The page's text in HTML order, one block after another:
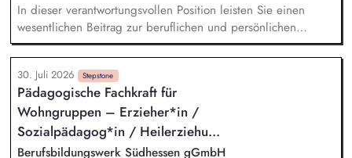
In dieser verantwortungsvollen Position leisten Sie einen
wesentlichen Beitrag zur beruflichen und persönlichen
Entwicklung junger Menschen mit besonderem Förderbedarf.
Sie kombinieren Ihre kulinarischen Fähigkeiten mit
pädagogischem Gespür und tragen dazu bei, Perspektiven
zu schaffen, Selbstvertrauen zu stärken und Fähigkeiten zu
entfalten. Sie vermitteln mit Begeisterung praktische und
theoretische Inhalte rund um die Nahrungszubereitung – von
Hygiene bis Menüplanung, von Schneidetechniken bis zur
30. Juli 2026 Stepstone
Pädagogische Fachkraft für
Wohngruppen – Erzieher*in /
Sozialpädagog*in / Heilerziehu...
Berufsbildungswerk Südhessen gGmbH